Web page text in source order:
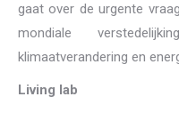
gaat over de urgente
mondiale
klimaatverandering en
Living lab